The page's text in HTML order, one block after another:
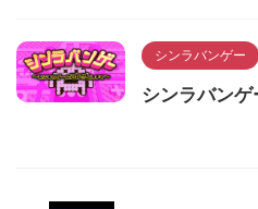
シンラバンゲー
シンラバン